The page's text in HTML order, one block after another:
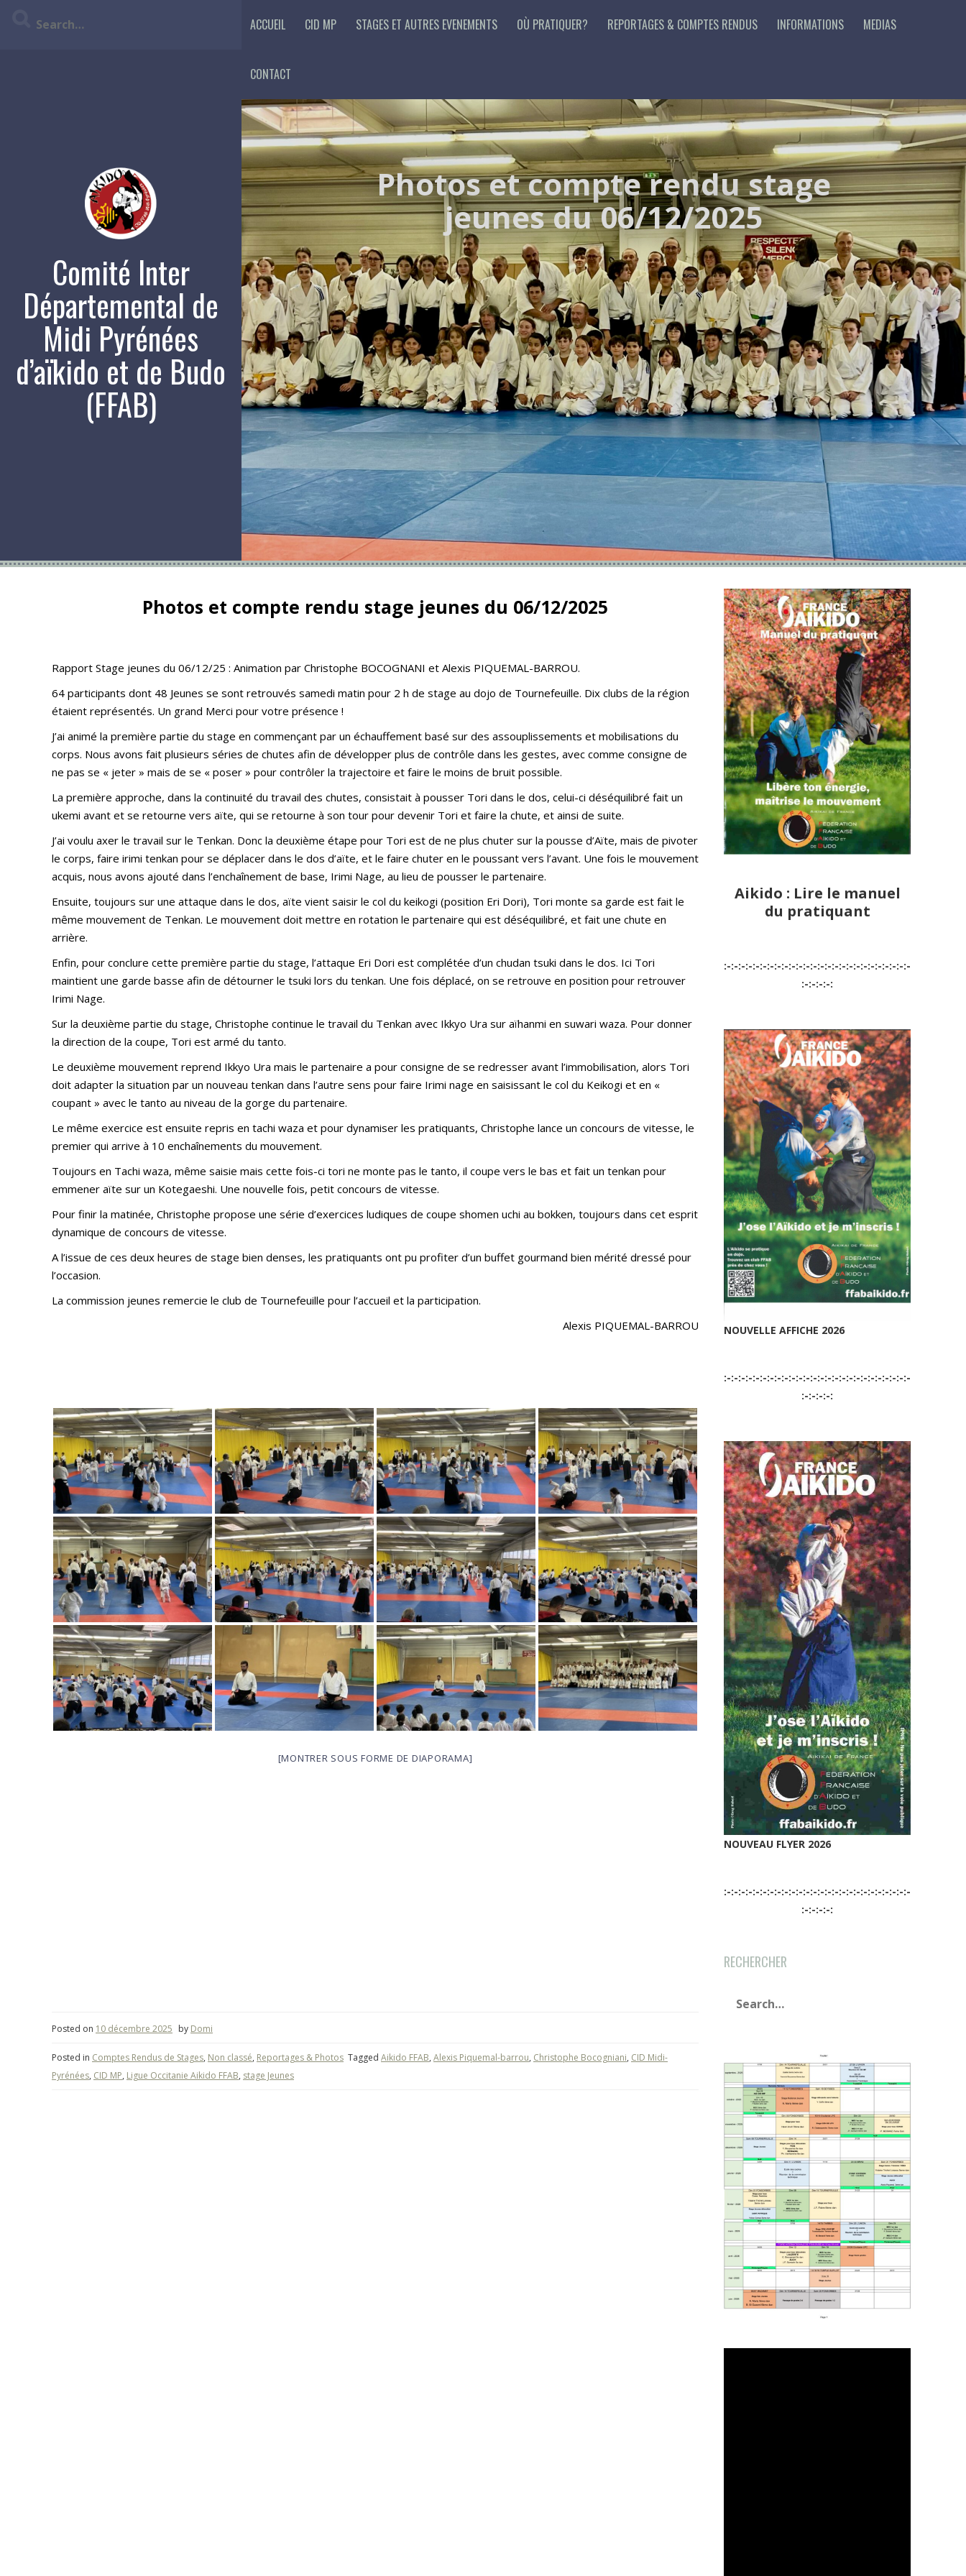
ACCUEIL CID MP STAGES ET AUTRES EVENEMENTS OÙ PRATIQUER? REPORTAGES & COMPTES RENDUS INFORMATIONS MEDIAS
CONTACT
Comité Inter
Départemental de
Midi Pyrénées
d’aïkido et de Budo
(FFAB)
Photos et compte rendu stage
jeunes du 06/12/2025
Photos et compte rendu stage jeunes du 06/12/2025
Rapport Stage jeunes du 06/12/25 : Animation par Christophe BOCOGNANI et Alexis PIQUEMAL-BARROU.
64 participants dont 48 Jeunes se sont retrouvés samedi matin pour 2 h de stage au dojo de Tournefeuille. Dix clubs de la région
étaient représentés. Un grand Merci pour votre présence !
J’ai animé la première partie du stage en commençant par un échauffement basé sur des assouplissements et mobilisations du
corps. Nous avons fait plusieurs séries de chutes afin de développer plus de contrôle dans les gestes, avec comme consigne de
ne pas se « jeter » mais de se « poser » pour contrôler la trajectoire et faire le moins de bruit possible.
La première approche, dans la continuité du travail des chutes, consistait à pousser Tori dans le dos, celui-ci déséquilibré fait un
ukemi avant et se retourne vers aïte, qui se retourne à son tour pour devenir Tori et faire la chute, et ainsi de suite.
J’ai voulu axer le travail sur le Tenkan. Donc la deuxième étape pour Tori est de ne plus chuter sur la pousse d’Aïte, mais de pivoter
le corps, faire irimi tenkan pour se déplacer dans le dos d’aïte, et le faire chuter en le poussant vers l’avant. Une fois le mouvement
acquis, nous avons ajouté dans l’enchaînement de base, Irimi Nage, au lieu de pousser le partenaire.
Ensuite, toujours sur une attaque dans le dos, aïte vient saisir le col du keikogi (position Eri Dori), Tori monte sa garde est fait le
même mouvement de Tenkan. Le mouvement doit mettre en rotation le partenaire qui est déséquilibré, et fait une chute en
arrière.
Enfin, pour conclure cette première partie du stage, l’attaque Eri Dori est complétée d’un chudan tsuki dans le dos. Ici Tori
maintient une garde basse afin de détourner le tsuki lors du tenkan. Une fois déplacé, on se retrouve en position pour retrouver
Irimi Nage.
Sur la deuxième partie du stage, Christophe continue le travail du Tenkan avec Ikkyo Ura sur aïhanmi en suwari waza. Pour donner
la direction de la coupe, Tori est armé du tanto.
Le deuxième mouvement reprend Ikkyo Ura mais le partenaire a pour consigne de se redresser avant l’immobilisation, alors Tori
doit adapter la situation par un nouveau tenkan dans l’autre sens pour faire Irimi nage en saisissant le col du Keikogi et en «
coupant » avec le tanto au niveau de la gorge du partenaire.
Le même exercice est ensuite repris en tachi waza et pour dynamiser les pratiquants, Christophe lance un concours de vitesse, le
premier qui arrive à 10 enchaînements du mouvement.
Toujours en Tachi waza, même saisie mais cette fois-ci tori ne monte pas le tanto, il coupe vers le bas et fait un tenkan pour
emmener aïte sur un Kotegaeshi. Une nouvelle fois, petit concours de vitesse.
Pour finir la matinée, Christophe propose une série d’exercices ludiques de coupe shomen uchi au bokken, toujours dans cet esprit
dynamique de concours de vitesse.
A l’issue de ces deux heures de stage bien denses, les pratiquants ont pu profiter d’un buffet gourmand bien mérité dressé pour
l’occasion.
La commission jeunes remercie le club de Tournefeuille pour l’accueil et la participation.
Alexis PIQUEMAL-BARROU
[MONTRER SOUS FORME DE DIAPORAMA]
Posted on 10 décembre 2025 by Domi
Posted in Comptes Rendus de Stages, Non classé, Reportages & Photos Tagged Aikido FFAB, Alexis Piquemal-barrou, Christophe Bocogniani, CID Midi-
Pyrénées, CID MP, Ligue Occitanie Aikido FFAB, stage Jeunes
Aikido : Lire le manuel
du pratiquant
:-:-:-:-:-:-:-:-:-:-:-:-:-:-:-:-:-:-:-:-:-:-:-:-:-:-
:-:-:-:-:
NOUVELLE AFFICHE 2026
:-:-:-:-:-:-:-:-:-:-:-:-:-:-:-:-:-:-:-:-:-:-:-:-:-:-
:-:-:-:-:
NOUVEAU FLYER 2026
:-:-:-:-:-:-:-:-:-:-:-:-:-:-:-:-:-:-:-:-:-:-:-:-:-:-
:-:-:-:-:
RECHERCHER